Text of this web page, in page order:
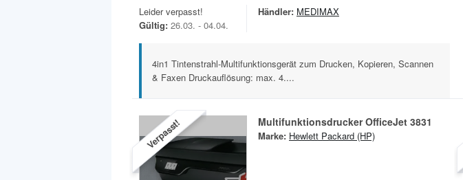
Leider verpasst!
Gültig: 26.03. - 04.04.
Händler: MEDIMAX
4in1 Tintenstrahl-Multifunktionsgerät zum Drucken, Kopieren, Scannen
& Faxen Druckauflösung: max. 4....
Verpasst! Multifunktionsdrucker OfficeJet 3831
Marke: Hewlett Packard (HP)